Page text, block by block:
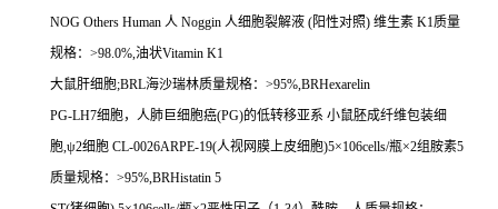
NOG Others Human 人 Noggin 人细胞裂解液 (阳性对照) 维生素 K1质量
规格： >98.0%,油状Vitamin K1
大鼠肝细胞;BRL海沙瑞林质量规格： >95%,BRHexarelin
PG-LH7细胞，人肺巨细胞癌(PG)的低转移亚系 小鼠胚成纤维包装细
胞,ψ2细胞 CL-0026ARPE-19(人视网膜上皮细胞)5×106cells/瓶×2组胺素5
质量规格： >95%,BRHistatin 5